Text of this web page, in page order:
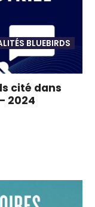
BLUEBIRDS
cité dans
2024